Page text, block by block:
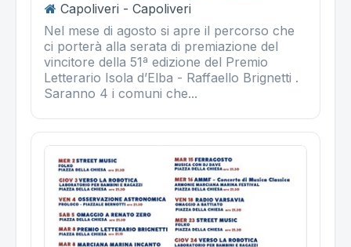
Capoliveri - Capoliveri
Nel mese di agosto si apre il percorso che
ci porterà alla serata di premiazione del
vincitore della 51ª edizione del Premio
Letterario Isola d’Elba - Raffaello Brignetti .
Saranno 4 i comuni che...